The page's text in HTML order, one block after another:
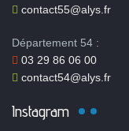
contact55@alys.fr
Département 54 :
03 29 86 06 00
contact54@alys.fr
Instagram